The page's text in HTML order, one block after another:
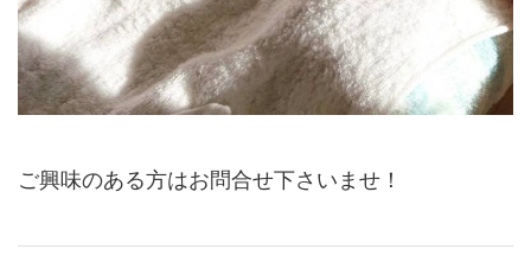
ご興味のある方はお問合せ下さいませ！